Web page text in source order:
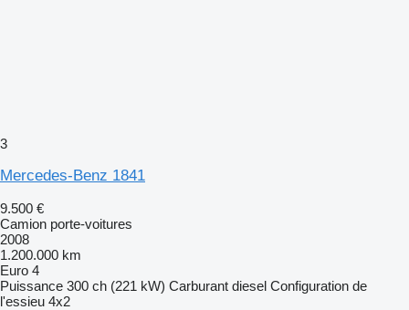
3
Mercedes-Benz 1841
9.500 €
Camion porte-voitures
2008
1.200.000 km
Euro 4
Puissance 300 ch (221 kW) Carburant diesel Configuration de
l'essieu 4x2